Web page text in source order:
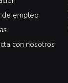
de empleo
con nosotros